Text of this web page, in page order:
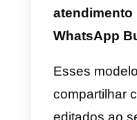
momento
um